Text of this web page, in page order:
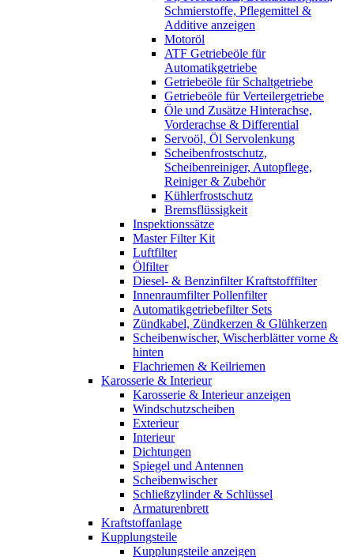
Schmierstoffe, Pflegemittel &
Additive anzeigen
Motoröl
ATF Getriebeöle für
Automatikgetriebe
Getriebeöle für Schaltgetriebe
Getriebeöle für Verteilergetriebe
Öle und Zusätze Hinterachse,
Vorderachse & Differential
Servoöl, Öl Servolenkung
Scheibenfrostschutz,
Scheibenreiniger, Autopflege,
Reiniger & Zubehör
Kühlerfrostschutz
Bremsflüssigkeit
Inspektionssätze
Master Filter Kit
Luftfilter
Ölfilter
Diesel- & Benzinfilter Kraftstofffilter
Innenraumfilter Pollenfilter
Automatikgetriebefilter Sets
Zündkabel, Zündkerzen & Glühkerzen
Scheibenwischer, Wischerblätter vorne &
hinten
Flachriemen & Keilriemen
Karosserie & Interieur
Karosserie & Interieur anzeigen
Windschutzscheiben
Exterieur
Interieur
Dichtungen
Spiegel und Antennen
Scheibenwischer
Schließzylinder & Schlüssel
Armaturenbrett
Kraftstoffanlage
Kupplungsteile
Kupplungsteile anzeigen